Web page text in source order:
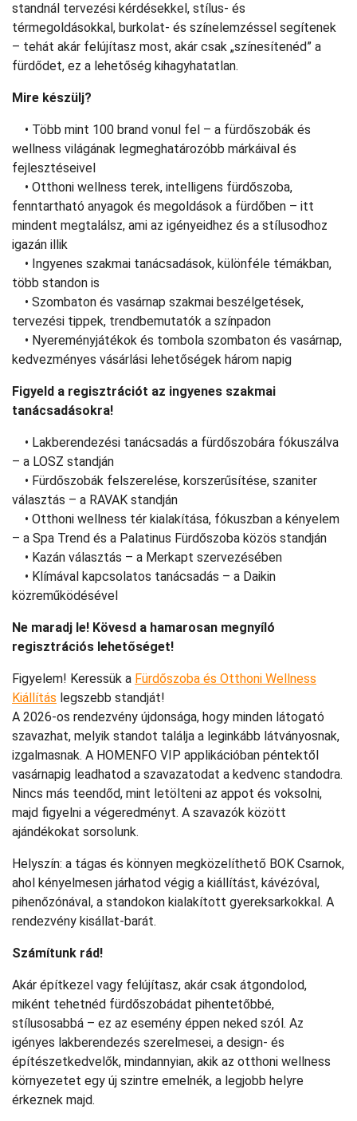
standnál tervezési kérdésekkel, stílus- és
térmegoldásokkal, burkolat- és színelemzéssel segítenek
– tehát akár felújítasz most, akár csak „színesítenéd” a
fürdődet, ez a lehetőség kihagyhatatlan.
Mire készülj?
• Több mint 100 brand vonul fel – a fürdőszobák és
wellness világának legmeghatározóbb márkáival és
fejlesztéseivel
• Otthoni wellness terek, intelligens fürdőszoba,
fenntartható anyagok és megoldások a fürdőben – itt
mindent megtalálsz, ami az igényeidhez és a stílusodhoz
igazán illik
• Ingyenes szakmai tanácsadások, különféle témákban,
több standon is
• Szombaton és vasárnap szakmai beszélgetések,
tervezési tippek, trendbemutatók a színpadon
• Nyereményjátékok és tombola szombaton és vasárnap,
kedvezményes vásárlási lehetőségek három napig
Figyeld a regisztrációt az ingyenes szakmai
tanácsadásokra!
• Lakberendezési tanácsadás a fürdőszobára fókuszálva
– a LOSZ standján
• Fürdőszobák felszerelése, korszerűsítése, szaniter
választás – a RAVAK standján
• Otthoni wellness tér kialakítása, fókuszban a kényelem
– a Spa Trend és a Palatinus Fürdőszoba közös standján
• Kazán választás – a Merkapt szervezésében
• Klímával kapcsolatos tanácsadás – a Daikin
közreműködésével
Ne maradj le! Kövesd a hamarosan megnyíló
regisztrációs lehetőséget!
Figyelem! Keressük a Fürdőszoba és Otthoni Wellness
Kiállítás legszebb standját!
A 2026-os rendezvény újdonsága, hogy minden látogató
szavazhat, melyik standot találja a leginkább látványosnak,
izgalmasnak. A HOMENFO VIP applikációban péntektől
vasárnapig leadhatod a szavazatodat a kedvenc standodra.
Nincs más teendőd, mint letölteni az appot és voksolni,
majd figyelni a végeredményt. A szavazók között
ajándékokat sorsolunk.
Helyszín: a tágas és könnyen megközelíthető BOK Csarnok,
ahol kényelmesen járhatod végig a kiállítást, kávézóval,
pihenőzónával, a standokon kialakított gyereksarkokkal. A
rendezvény kisállat-barát.
Számítunk rád!
Akár építkezel vagy felújítasz, akár csak átgondolod,
miként tehetnéd fürdőszobádat pihentetőbbé,
stílusosabbá – ez az esemény éppen neked szól. Az
igényes lakberendezés szerelmesei, a design- és
építészetkedvelők, mindannyian, akik az otthoni wellness
környezetet egy új szintre emelnék, a legjobb helyre
érkeznek majd.